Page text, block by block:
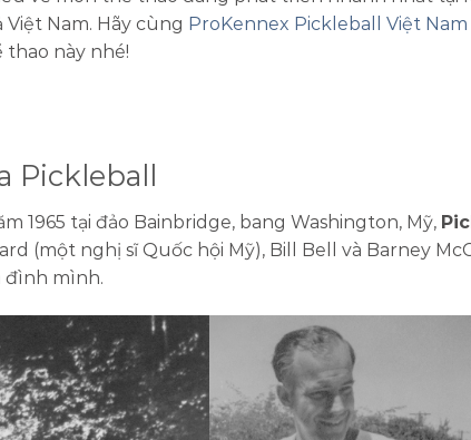
Nam. Hãy cùng ProKennex Pickleball Việt Nam
này nhé!
Pickleball
1965 tại đảo Bainbridge, bang Washington, Mỹ,
(một nghị sĩ Quốc hội Mỹ), Bill Bell và Barney
đình mình.